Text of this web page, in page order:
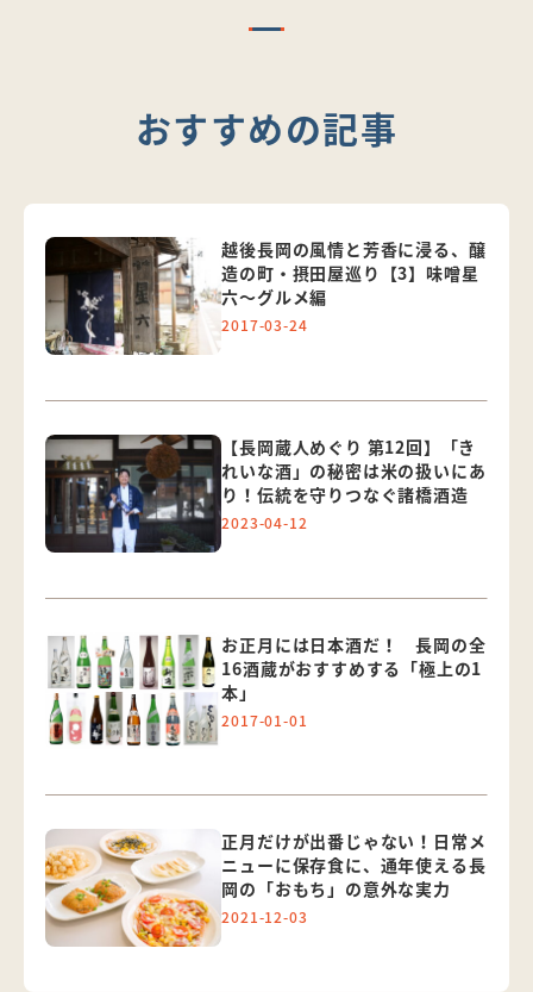
おすすめの記事
越後長岡の風情と芳香に浸る、醸
造の町・摂田屋巡り【3】味噌星
六～グルメ編
2017-03-24
【長岡蔵人めぐり 第12回】「き
れいな酒」の秘密は米の扱いにあ
り！伝統を守りつなぐ諸橋酒造
2023-04-12
お正月には日本酒だ！ 長岡の全
16酒蔵がおすすめする「極上の1
本」
2017-01-01
正月だけが出番じゃない！日常メ
ニューに保存食に、通年使える長
岡の「おもち」の意外な実力
2021-12-03